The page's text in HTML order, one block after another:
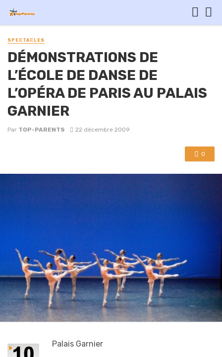
SPECTACLES
DÉMONSTRATIONS DE
L’ÉCOLE DE DANSE DE
L’OPÉRA DE PARIS AU PALAIS
GARNIER
Par TOP-PARENTS 22 décembre 2009
0
Palais Garnier